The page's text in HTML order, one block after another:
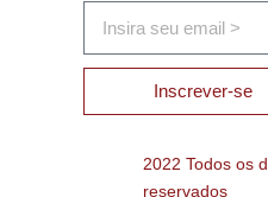
Inscrever-se
2022 Todos os
reservados